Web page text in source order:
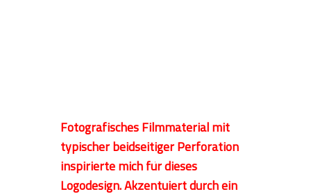
Fotografisches Filmmaterial mit
typischer beidseitiger Perforation
inspirierte mich für dieses
Logodesign. Akzentuiert durch ein